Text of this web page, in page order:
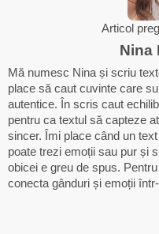
Articol
Nina
Mă numesc Nina și scriu
place să caut cuvinte care
autentice. În scris caut
pentru ca textul să capteze
sincer. Îmi place când un
poate trezi emoții sau pur și
obicei e greu de spus.
conecta gânduri și emoții